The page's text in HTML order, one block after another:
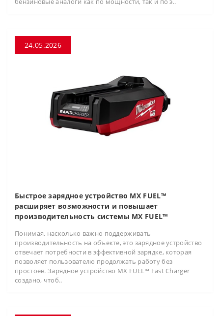
24.05.2026
Быстрое зарядное устройство MX FUEL™
расширяет возможности и повышает
производительность системы MX FUEL™
Понимая, насколько важно поддерживать
производительность на объекте, это зарядное устройство
отвечает потребности в эффективной зарядке, которая
позволяет пользователю продолжать работу без
простоев. Зарядное устройство MX FUEL™ Fast Charger
создано, чтоб..